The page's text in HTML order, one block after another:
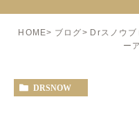
HOME ブログ Drスノウブ
ー
DRSNOW